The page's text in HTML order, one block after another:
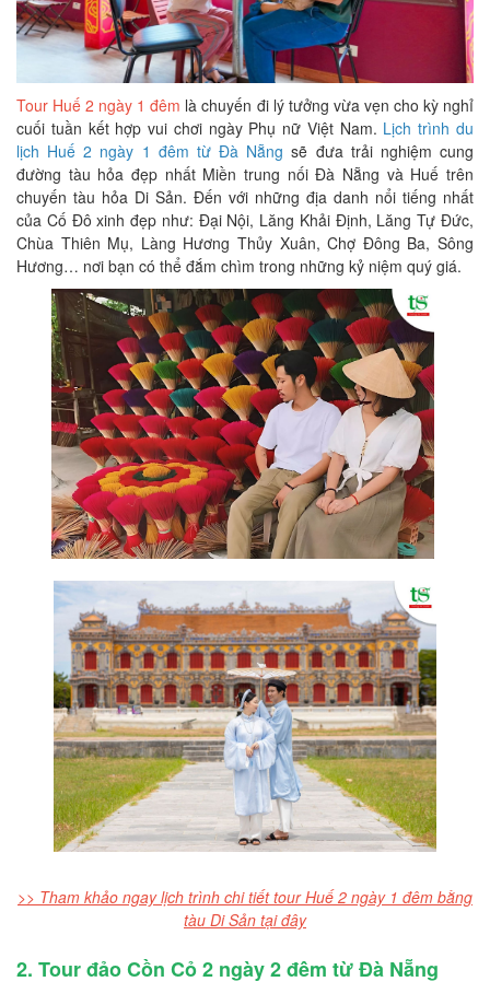
Tour Huế 2 ngày 1 đêm là chuyến đi lý tưởng vừa vẹn cho kỳ nghỉ
cuối tuần kết hợp vui chơi ngày Phụ nữ Việt Nam. Lịch trình du
lịch Huế 2 ngày 1 đêm từ Đà Nẵng sẽ đưa trải nghiệm cung
đường tàu hỏa đẹp nhất Miền trung nối Đà Nẵng và Huế trên
chuyến tàu hỏa Di Sản. Đến với những địa danh nổi tiếng nhất
của Cố Đô xinh đẹp như: Đại Nội, Lăng Khải Định, Lăng Tự Đức,
Chùa Thiên Mụ, Làng Hương Thủy Xuân, Chợ Đông Ba, Sông
Hương… nơi bạn có thể đắm chìm trong những kỷ niệm quý giá.
>> Tham khảo ngay lịch trình chi tiết tour Huế 2 ngày 1 đêm bằng
tàu Di Sản tại đây
2. Tour đảo Cồn Cỏ 2 ngày 2 đêm từ Đà Nẵng